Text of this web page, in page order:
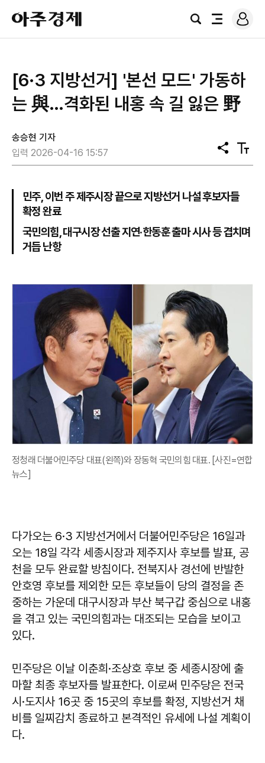
아
주
경
검
전
로
그
[6·3 지방선거] '본선 모드' 가동하
는 與…격화된 내홍 속 길 잃은 野
송승현 기자
입력 2026-04-16 15:57
공
유
텍
스
민주, 이번 주 제주시장 끝으로 지방선거 나설 후보자들
확정 완료
국민의힘, 대구시장 선출 지연·한동훈 출마 시사 등 겹치며
거듭 난항
정청래 더불어민주당 대표(왼쪽)와 장동혁 국민의힘 대표. [사진=연합
뉴스]
다가오는 6·3 지방선거에서 더불어민주당은 16일과
오는 18일 각각 세종시장과 제주지사 후보를 발표, 공
천을 모두 완료할 방침이다. 전북지사 경선에 반발한
안호영 후보를 제외한 모든 후보들이 당의 결정을 존
중하는 가운데 대구시장과 부산 북구갑 중심으로 내홍
을 겪고 있는 국민의힘과는 대조되는 모습을 보이고
있다.
민주당은 이날 이춘희·조상호 후보 중 세종시장에 출
마할 최종 후보자를 발표한다. 이로써 민주당은 전국
시·도지사 16곳 중 15곳의 후보를 확정, 지방선거 채
비를 일찌감치 종료하고 본격적인 유세에 나설 계획이
다.